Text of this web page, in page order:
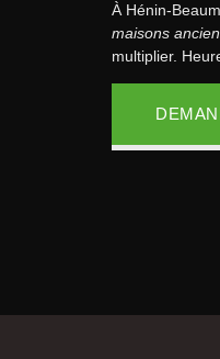
À Hénin-
maisons
multiplier.